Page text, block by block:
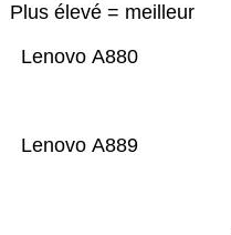
Plus élevé = meilleur
Lenovo A889
Lenovo A880